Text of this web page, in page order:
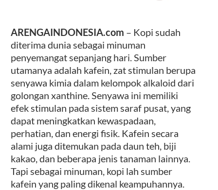
ARENGAINDONESIA.com – Kopi sudah
diterima dunia sebagai minuman
penyemangat sepanjang hari. Sumber
utamanya adalah kafein, zat stimulan berupa
senyawa kimia dalam kelompok alkaloid dari
golongan xanthine. Senyawa ini memiliki
efek stimulan pada sistem saraf pusat, yang
dapat meningkatkan kewaspadaan,
perhatian, dan energi fisik. Kafein secara
alami juga ditemukan pada daun teh, biji
kakao, dan beberapa jenis tanaman lainnya.
Tapi sebagai minuman, kopi lah sumber
kafein yang paling dikenal keampuhannya.